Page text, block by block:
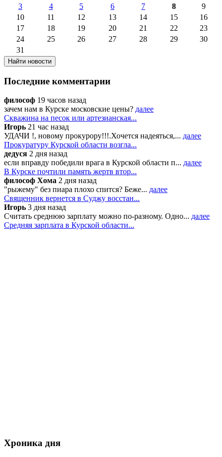
3
4 5 6 7 8
9
10
11 12 13 14 15
16
17
18 19 20 21 22
23
24
25 26 27 28 29
30
31
Последние комментарии
философ 19 часов назад
зачем нам в Курске московские цены? далее
Скважина на песок или артезианская...
Игорь 21 час назад
УДАЧИ !, новому прокурору!!!.Хочется надеяться,... далее
Прокуратуру Курской области возгла...
дедуся 2 дня назад
если вправду победили врага в Курской области п... далее
В Курске почтили память жертв втор...
философ Хома 2 дня назад
"рыжему" без пиара плохо спится? Беже... далее
Священник вернется в Суджу восстан...
Игорь 3 дня назад
Считать среднюю зарплату можно по-разному. Одно... далее
Средняя зарплата в Курской области...
Хроника дня